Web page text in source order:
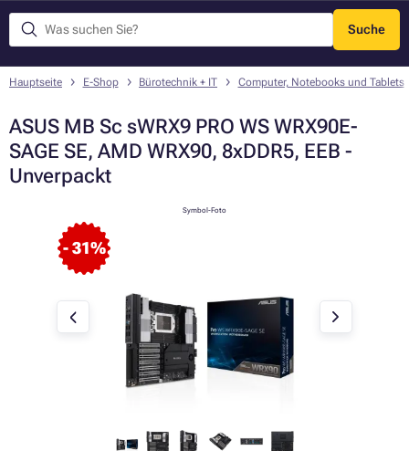
Suche
Menü
Hauptseite E-Shop Bürotechnik + IT Computer, Notebooks und Tablets
ASUS MB Sc sWRX9 PRO WS WRX90E-
SAGE SE, AMD WRX90, 8xDDR5, EEB -
Unverpackt
- 31%
Symbol-Foto